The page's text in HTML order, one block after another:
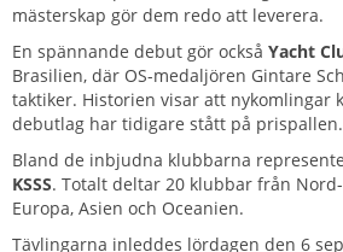
mästerskap gör dem redo att leverera.
En spännande debut gör också Yacht
Brasilien, där OS-medaljören Gintare
taktiker. Historien visar att nykomlingar
debutlag har tidigare stått på prispallen.
Bland de inbjudna klubbarna
KSSS. Totalt deltar 20 klubbar från
Europa, Asien och Oceanien.
Tävlingarna inleddes lördagen den 6